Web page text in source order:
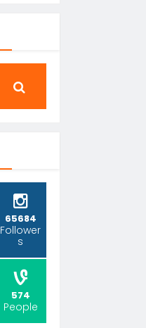
65684
Follower
s
574
People